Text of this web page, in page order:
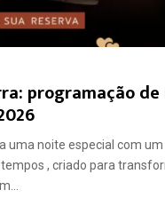
programação de
uma noite especial com
, criado para